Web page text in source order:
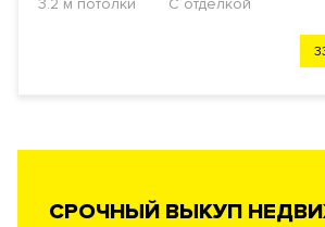
3.2 м потолки
С отделкой
СРОЧНЫЙ ВЫКУП